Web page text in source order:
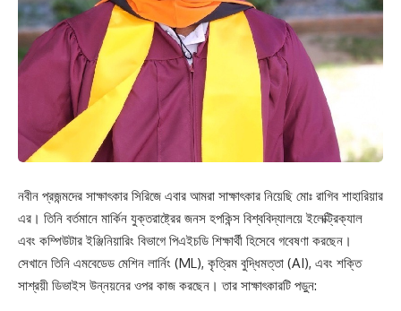
নবীন প্রজন্মদের সাক্ষাৎকার সিরিজে এবার আমরা সাক্ষাৎকার নিয়েছি মোঃ রাগিব শাহারিয়ার
এর। তিনি বর্তমানে মার্কিন যুক্তরাষ্ট্রের জনস হপকিন্স বিশ্ববিদ্যালয়ে ইলেক্ট্রিক্যাল
এবং কম্পিউটার ইঞ্জিনিয়ারিং বিভাগে পিএইচডি শিক্ষার্থী হিসেবে গবেষণা করছেন।
সেখানে তিনি এমবেডেড মেশিন লার্নিং (ML), কৃত্রিম বুদ্ধিমত্তা (AI), এবং শক্তি
সাশ্রয়ী ডিভাইস উন্নয়নের ওপর কাজ করছেন। তার সাক্ষাৎকারটি পড়ুন: